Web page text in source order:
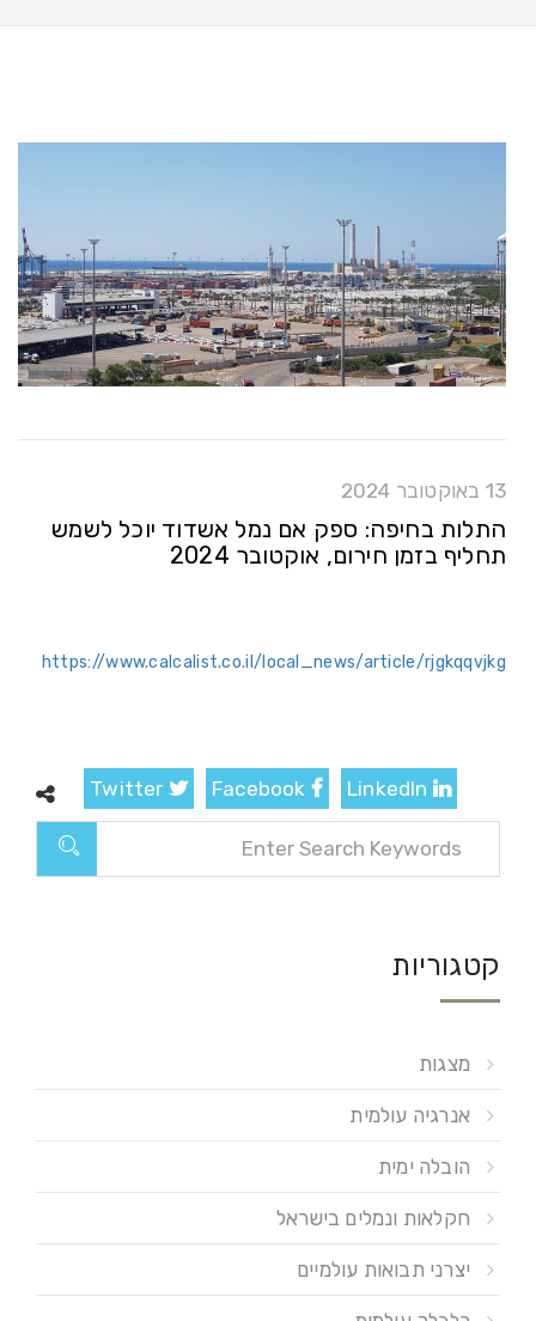
13 באוקטובר 2024
התלות בחיפה: ספק אם נמל אשדוד יוכל לשמש
תחליף בזמן חירום, אוקטובר 2024
https://www.calcalist.co.il/local_news/article/rjgkqqvjkg
קטגוריות
מצגות
אנרגיה עולמית
הובלה ימית
חקלאות ונמלים בישראל
יצרני תבואות עולמיים